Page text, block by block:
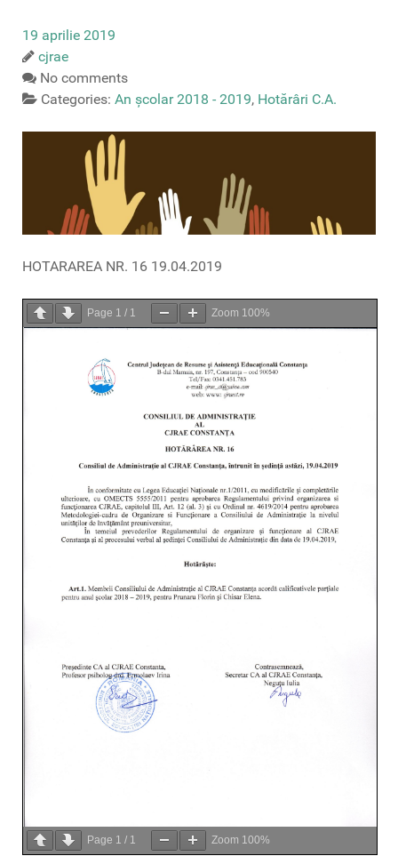
19 aprilie 2019
cjrae
No comments
Categories: An școlar 2018 - 2019, Hotărâri C.A.
HOTARAREA NR. 16 19.04.2019
Page 1 / 1 Zoom 100%
Page 1 / 1 Zoom 100%